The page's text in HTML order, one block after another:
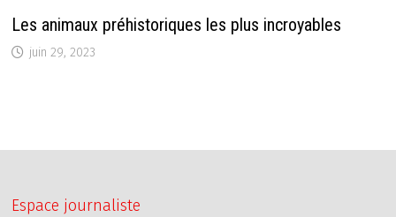
Les animaux préhistoriques les plus incroyables
juin 29, 2023
Espace journaliste